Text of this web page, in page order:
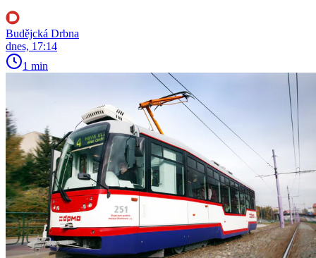
Budějcká Drbna
dnes, 17:14
1 min